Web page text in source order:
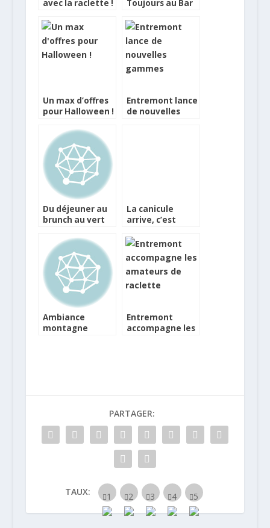
avec la raclette !
Toujours au Bar
Lutétia
Un max d’offres
pour Halloween !
Entremont lance
de nouvelles
Du déjeuner au
brunch au vert
le diner au
Chalet des Iles
La canicule
arrive, c’est
raclette !
Ambiance
montagne
Entremont
accompagne les
PARTAGER:
TAUX: